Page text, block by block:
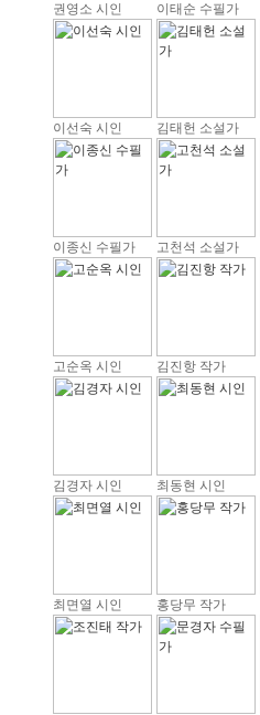
권영소 시인 이태순 수필가
이선숙 시인 김태헌 소설가
이종신 수필가 고천석 소설가
고순옥 시인 김진항 작가
김경자 시인 최동현 시인
최면열 시인 홍당무 작가